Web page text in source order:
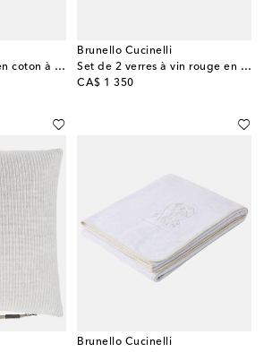
Serviette de plage en coton à logo
Brunello Cucinelli
Set de 2 verres à vin rouge en verre de Murano
CA$ 1 350
original price
Brunello Cucinelli